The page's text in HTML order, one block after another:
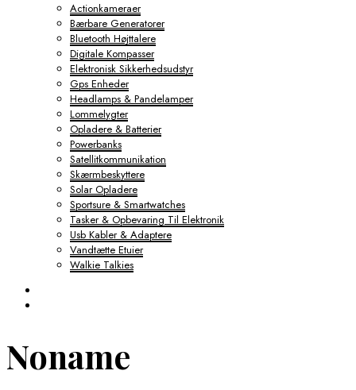
Actionkameraer
Bærbare Generatorer
Bluetooth Højttalere
Digitale Kompasser
Elektronisk Sikkerhedsudstyr
Gps Enheder
Headlamps & Pandelamper
Lommelygter
Opladere & Batterier
Powerbanks
Satellitkommunikation
Skærmbeskyttere
Solar Opladere
Sportsure & Smartwatches
Tasker & Opbevaring Til Elektronik
Usb Kabler & Adaptere
Vandtætte Etuier
Walkie Talkies
Noname